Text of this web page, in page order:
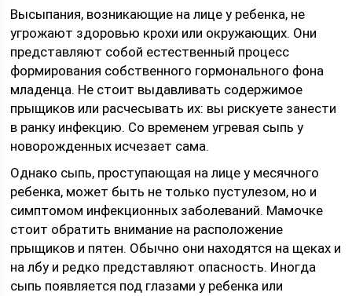
Высыпания, возникающие на лице у ребенка, не
угрожают здоровью крохи или окружающих. Они
представляют собой естественный процесс
формирования собственного гормонального фона
младенца. Не стоит выдавливать содержимое
прыщиков или расчесывать их: вы рискуете занести
в ранку инфекцию. Со временем угревая сыпь у
новорожденных исчезает сама.
Однако сыпь, проступающая на лице у месячного
ребенка, может быть не только пустулезом, но и
симптомом инфекционных заболеваний. Мамочке
стоит обратить внимание на расположение
прыщиков и пятен. Обычно они находятся на щеках и
на лбу и редко представляют опасность. Иногда
сыпь появляется под глазами у ребенка или